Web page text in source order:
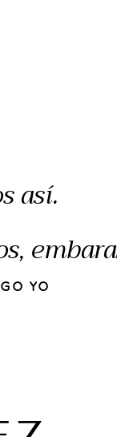
así.
YO